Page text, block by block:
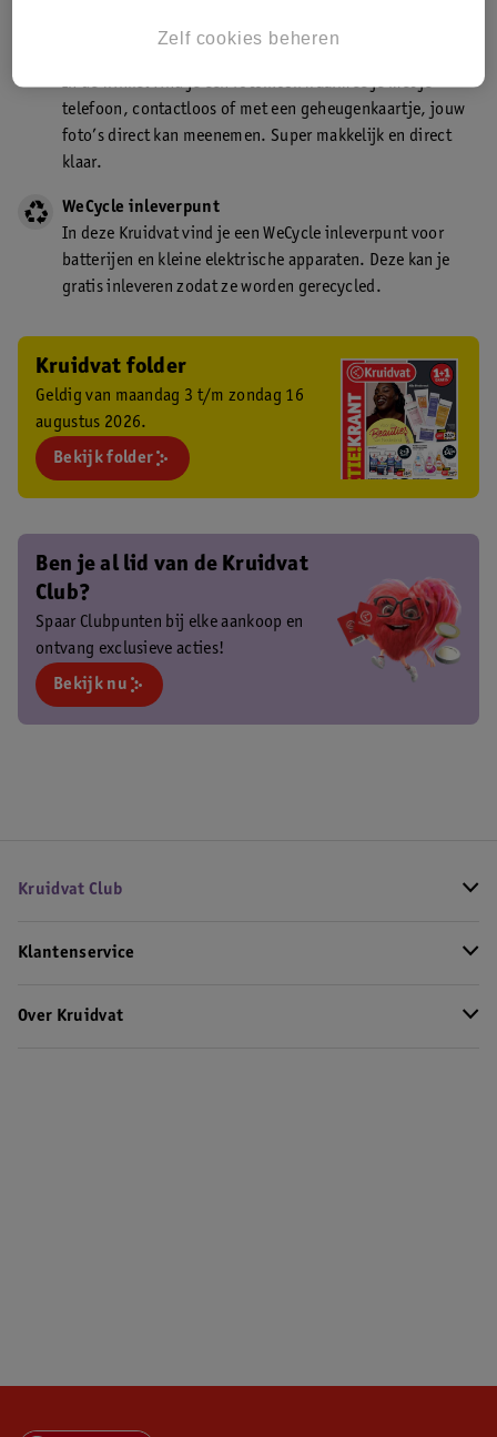
In de winkel vind je een fotokiosk waarmee je met je
telefoon, contactloos of met een geheugenkaartje, jouw
foto’s direct kan meenemen. Super makkelijk en direct
klaar.
WeCycle inleverpunt
In deze Kruidvat vind je een WeCycle inleverpunt voor
batterijen en kleine elektrische apparaten. Deze kan je
gratis inleveren zodat ze worden gerecycled.
Kruidvat folder
Geldig van maandag 3 t/m zondag 16
augustus 2026.
Bekijk folder
Ben je al lid van de Kruidvat
Club?
Spaar Clubpunten bij elke aankoop en
ontvang exclusieve acties!
Bekijk nu
Kruidvat Club
Klantenservice
Over Kruidvat
Zelf cookies beheren